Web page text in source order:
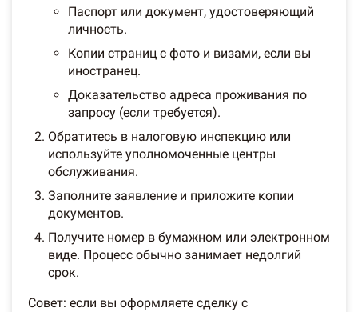
Паспорт или документ, удостоверяющий
личность.
Копии страниц с фото и визами, если вы
иностранец.
Доказательство адреса проживания по
запросу (если требуется).
Обратитесь в налоговую инспекцию или
используйте уполномоченные центры
обслуживания.
Заполните заявление и приложите копии
документов.
Получите номер в бумажном или электронном
виде. Процесс обычно занимает недолгий
срок.
Совет: если вы оформляете сделку с